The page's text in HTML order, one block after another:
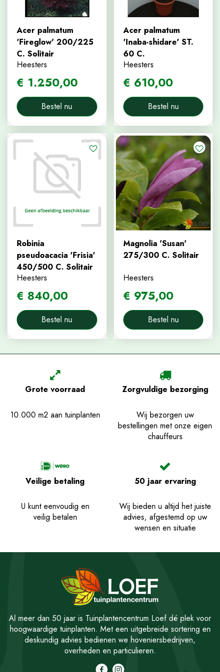
Acer palmatum
'Fireglow' 200/225
C. Solitair
Heesters
€ 1.250,00
Bestel nu
Acer palmatum
'Inaba-shidare' ST.
60 C.
Heesters
€ 610,00
Bestel nu
Robinia
pseudoacacia 'Frisia'
450/500 C. Solitair
Heesters
€ 840,00
Bestel nu
Magnolia 'Susan'
275/300 C. Solitair
Heesters
€ 975,00
Bestel nu
Grote voorraad
10.000 m2 aan tuinplanten
Zorgvuldige bezorging
Wij bezorgen uw
bestellingen met onze eigen
chauffeurs
Veilige betaling
U kunt eenvoudig en
veilig betalen
50 jaar ervaring
Wij bieden u altijd het juiste
advies, afgestemd op uw
wensen en situatie
Al meer dan 50 jaar is Tuinplantencentrum Loef dé plek voor
hoogwaardige tuinplanten. Met een uitgebreide sortering en
deskundig advies bedienen we hoveniersbedrijven,
overheden en particulieren.